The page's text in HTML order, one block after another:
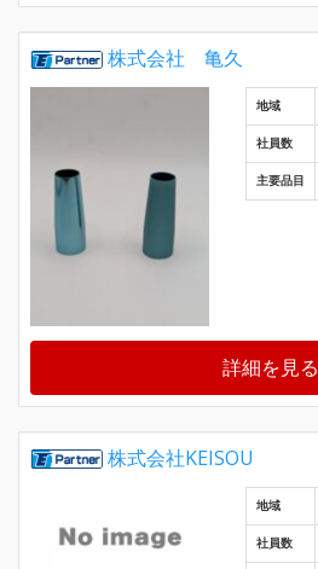
株式会社 亀久
地域
社員数
主要品目
詳細を見る
株式会社KEISOU
地域
社員数